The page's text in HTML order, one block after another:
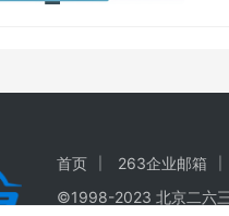
首页 263企业邮箱
©1998-2023 北京二六